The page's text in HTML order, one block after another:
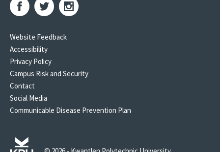
Website Feedback
Accessibility
Privacy Policy
Campus Risk and Security
Contact
Social Media
Communicable Disease Prevention Plan